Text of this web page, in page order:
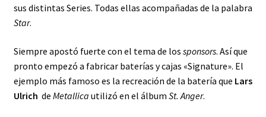
sus distintas Series. Todas ellas acompañadas de la palabra
Star.
Siempre apostó fuerte con el tema de los sponsors. Así que
pronto empezó a fabricar baterías y cajas «Signature». El
ejemplo más famoso es la recreación de la batería que Lars
Ulrich de Metallica utilizó en el álbum St. Anger.